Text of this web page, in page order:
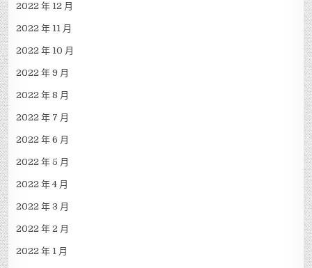
2022 年 12 月
2022 年 11 月
2022 年 10 月
2022 年 9 月
2022 年 8 月
2022 年 7 月
2022 年 6 月
2022 年 5 月
2022 年 4 月
2022 年 3 月
2022 年 2 月
2022 年 1 月